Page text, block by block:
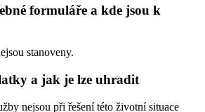
formuláře a kde jsou k
stanoveny.
a jak je lze uhradit
nejsou při řešení této životní situace